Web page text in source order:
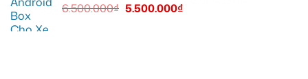
6.500.000₫ 5.500.000₫